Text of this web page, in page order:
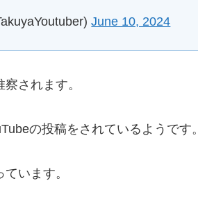
June 10, 2024
されます。
の投稿をされているようです。
います。